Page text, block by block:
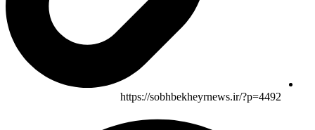
https://sobhbekheyrnews.ir/?p=4492